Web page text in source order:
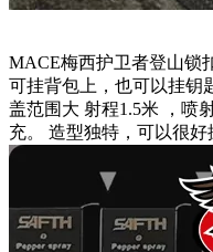
MACE梅西护卫者登山锁
可挂背包上，也可以挂钥
盖范围大 射程1.5米 ，喷
充。 造型独特，可以很